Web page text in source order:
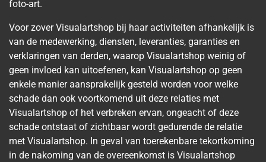
foto-art.
Voor zover Visualartshop bij haar activiteiten afhankelijk is
van de medewerking, diensten, leveranties, garanties en
verklaringen van derden, waarop Visualartshop weinig of
geen invloed kan uitoefenen, kan Visualartshop op geen
enkele manier aansprakelijk gesteld worden voor welke
schade dan ook voortkomend uit deze relaties met
Visualartshop of het verbreken ervan, ongeacht of deze
schade ontstaat of zichtbaar wordt gedurende de relatie
met Visualartshop. In geval van toerekenbare tekortkoming
in de nakoming van de overeenkomst is Visualartshop